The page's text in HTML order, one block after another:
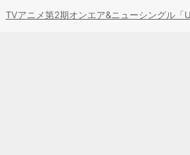
TVアニメ第2期オンエア&ニューシングル